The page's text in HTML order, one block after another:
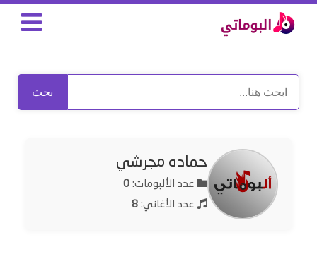
بحث
حماده مجرشي
عدد الألبومات: 0
عدد الأغاني: 8